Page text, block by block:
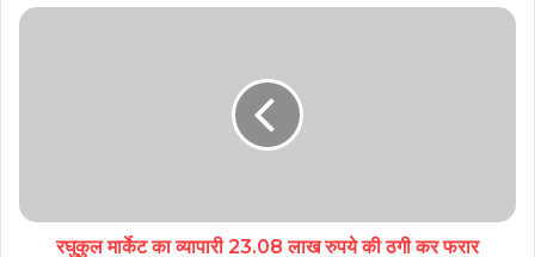
रघुकुल मार्केट का व्यापारी 23.08 लाख रुपये की ठगी कर फरार